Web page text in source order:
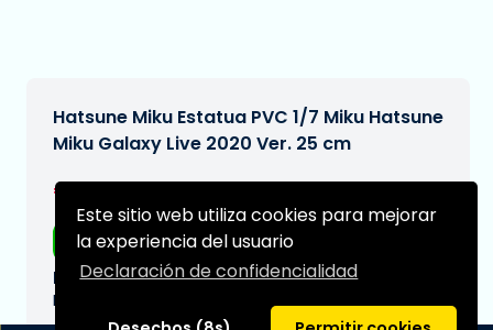
Este sitio web utiliza cookies para mejorar
la experiencia del usuario
Declaración de confidencialidad
Hatsune Miku Estatua PVC 1/7 Miku Hatsune
Miku Galaxy Live 2020 Ver. 25 cm
€349,99
Envío gratis
Fecha de entrega prevista:
N/A